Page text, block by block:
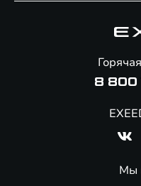
Помощь на дорогах
8
Мы